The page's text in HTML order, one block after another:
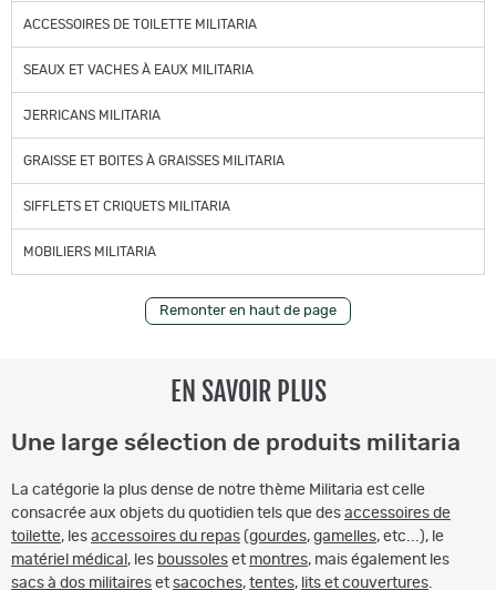
ACCESSOIRES DE TOILETTE MILITARIA
SEAUX ET VACHES À EAUX MILITARIA
JERRICANS MILITARIA
GRAISSE ET BOITES À GRAISSES MILITARIA
SIFFLETS ET CRIQUETS MILITARIA
MOBILIERS MILITARIA
Remonter en haut de page
EN SAVOIR PLUS
Une large sélection de produits militaria
La catégorie la plus dense de notre thème Militaria est celle
consacrée aux objets du quotidien tels que des accessoires de
toilette, les accessoires du repas (gourdes, gamelles, etc...), le
matériel médical , les boussoles et montres, mais également les
sacs à dos militaires etsacoches, tentes, lits et couvertures.